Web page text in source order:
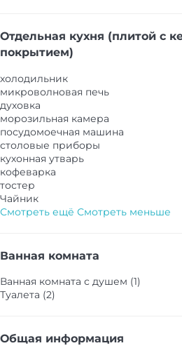
Отдельная кухня (плитой с
покрытием)
холодильник
микроволновая печь
духовка
морозильная камера
посудомоечная машина
столовые приборы
кухонная утварь
кофеварка
тостер
Чайник
Смотреть ещё Смотреть меньше
Ванная комната
Ванная комната с душем (1)
Туалета (2)
Общая информация